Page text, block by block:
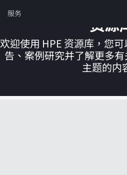
目
录服务
您的购物车
资源
欢迎使用 HPE 资源库，您
告、案例研究并了解更多
主题的内